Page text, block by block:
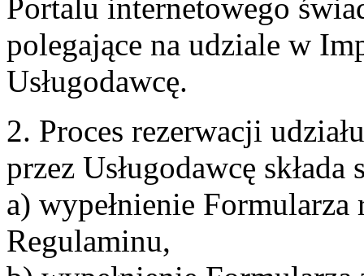
Portalu internetowego
polegające na udziale w
Usługodawcę.
2. Proces rezerwacji
przez Usługodawcę
a) wypełnienie
Regulaminu,